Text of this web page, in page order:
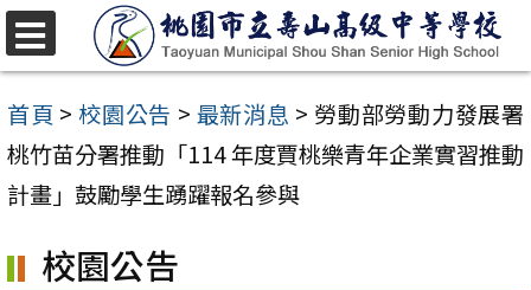
跳
至
主
要
內
區
首頁 > 校園公告 > 最新消息 > 勞動部勞動力發展署
桃竹苗分署推動「114 年度賈桃樂青年企業實習推動
計畫」鼓勵學生踴躍報名參與
校園公告
選
單